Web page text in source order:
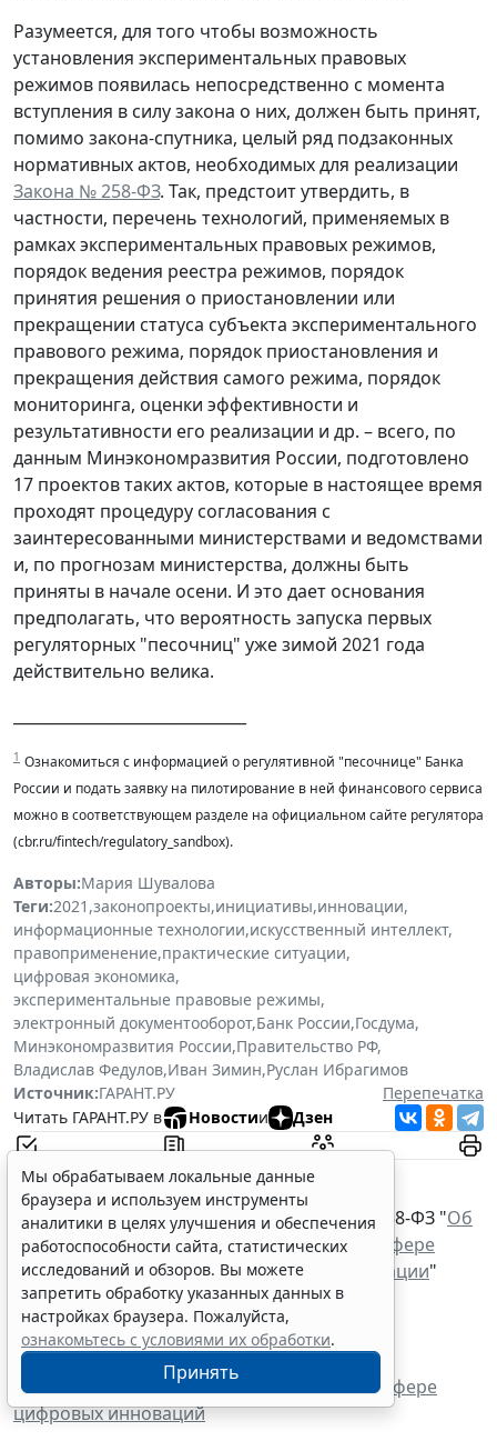
Разумеется, для того чтобы возможность
установления экспериментальных правовых
режимов появилась непосредственно с момента
вступления в силу закона о них, должен быть принят,
помимо закона-спутника, целый ряд подзаконных
нормативных актов, необходимых для реализации
Закона № 258-ФЗ. Так, предстоит утвердить, в
частности, перечень технологий, применяемых в
рамках экспериментальных правовых режимов,
порядок ведения реестра режимов, порядок
принятия решения о приостановлении или
прекращении статуса субъекта экспериментального
правового режима, порядок приостановления и
прекращения действия самого режима, порядок
мониторинга, оценки эффективности и
результативности его реализации и др. – всего, по
данным Минэкономразвития России, подготовлено
17 проектов таких актов, которые в настоящее время
проходят процедуру согласования с
заинтересованными министерствами и ведомствами
и, по прогнозам министерства, должны быть
приняты в начале осени. И это дает основания
предполагать, что вероятность запуска первых
регуляторных "песочниц" уже зимой 2021 года
действительно велика.
1 Ознакомиться с информацией о регулятивной "песочнице" Банка
России и подать заявку на пилотирование в ней финансового сервиса
можно в соответствующем разделе на официальном сайте регулятора
(cbr.ru/fintech/regulatory_sandbox).
Авторы:Мария Шувалова
Теги:2021 ,законопроекты,инициативы,инновации,
информационные технологии,искусственный интеллект,
правоприменение,практические ситуации,
цифровая экономика,
экспериментальные правовые режимы,
электронный документооборот,Банк России,Госдума,
Минэкономразвития России,Правительство РФ,
Владислав Федулов,Иван Зимин,Руслан Ибрагимов
Источник:ГАРАНТ.РУ
Перепечатка
Читать ГАРАНТ.РУ в
Новостии Дзен
Документы по теме:
Федеральный закон от 31 июля 2020 г. № 258-ФЗ "Об
экспериментальных правовых режимах в сфере
цифровых инноваций в Российской Федерации"
Читайте также:
Регламентирован порядок установления
экспериментальных правовых режимов в сфере
цифровых инноваций
Мы обрабатываем локальные данные
браузера и используем инструменты
аналитики в целях улучшения и обеспечения
работоспособности сайта, статистических
исследований и обзоров. Вы можете
запретить обработку указанных данных в
настройках браузера. Пожалуйста,
ознакомьтесь с условиями их обработки.
Принять